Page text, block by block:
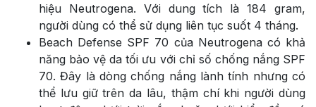
hiệu Neutrogena. Với dung tích là 184 gram,
người dùng có thể sử dụng liên tục suốt 4 tháng.
Beach Defense SPF 70 của Neutrogena có khả
năng bảo vệ da tối ưu với chỉ số chống nắng SPF
70. Đây là dòng chống nắng lành tính nhưng có
thể lưu giữ trên da lâu, thậm chí khi người dùng